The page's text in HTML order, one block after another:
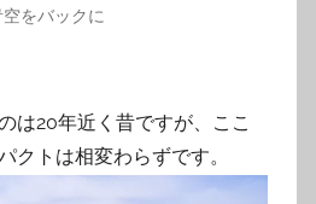
空をバックに
は20年近く昔ですが、ここ
クトは相変わらずです。